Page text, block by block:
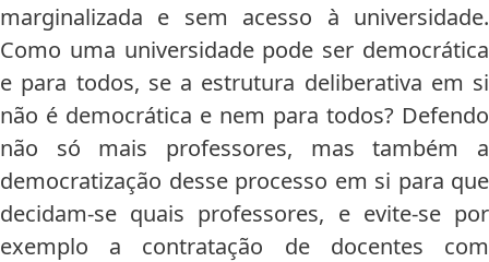
marginalizada e sem acesso à universidade.
Como uma universidade pode ser democrática
e para todos, se a estrutura deliberativa em si
não é democrática e nem para todos? Defendo
não só mais professores, mas também a
democratização desse processo em si para que
decidam-se quais professores, e evite-se por
exemplo a contratação de docentes com